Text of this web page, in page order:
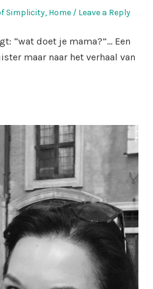
Simplicity, Home Leave a Reply
“wat doet je mama?”… Een
maar naar het verhaal van